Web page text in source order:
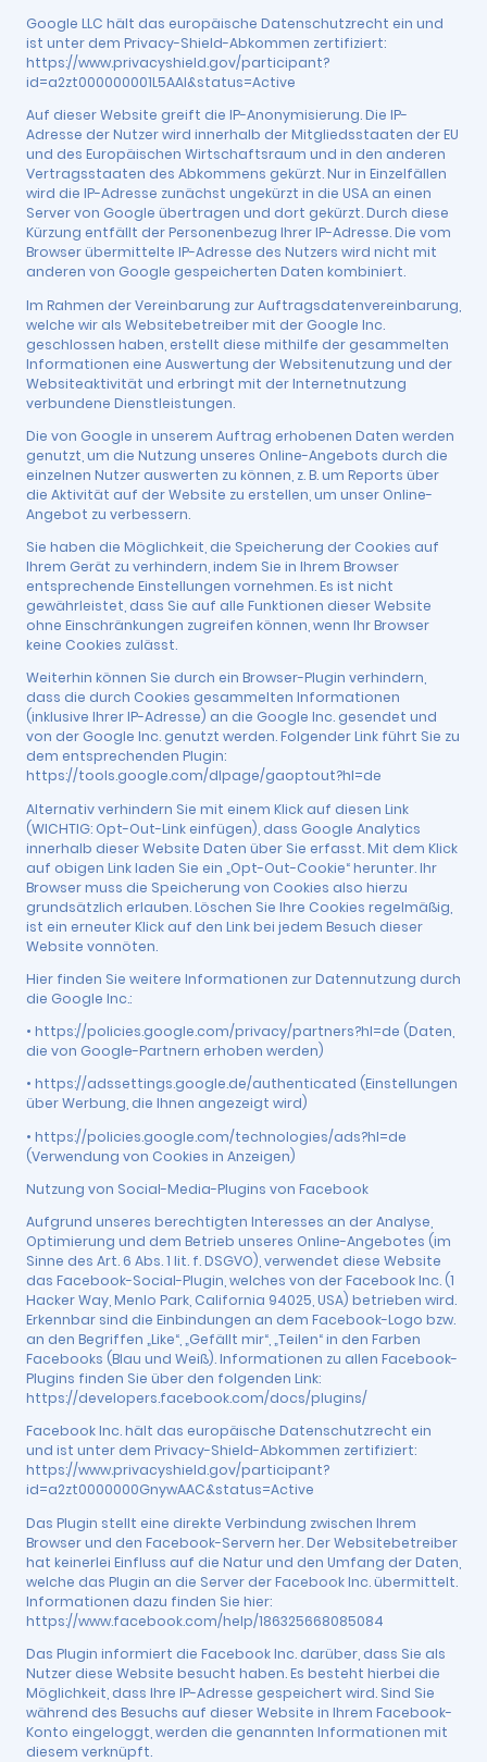
Google LLC hält das europäische Datenschutzrecht ein und
ist unter dem Privacy-Shield-Abkommen zertifiziert:
https://www.privacyshield.gov/participant?
id=a2zt000000001L5AAI&status=Active
Auf dieser Website greift die IP-Anonymisierung. Die IP-
Adresse der Nutzer wird innerhalb der Mitgliedsstaaten der EU
und des Europäischen Wirtschaftsraum und in den anderen
Vertragsstaaten des Abkommens gekürzt. Nur in Einzelfällen
wird die IP-Adresse zunächst ungekürzt in die USA an einen
Server von Google übertragen und dort gekürzt. Durch diese
Kürzung entfällt der Personenbezug Ihrer IP-Adresse. Die vom
Browser übermittelte IP-Adresse des Nutzers wird nicht mit
anderen von Google gespeicherten Daten kombiniert.
Im Rahmen der Vereinbarung zur Auftragsdatenvereinbarung,
welche wir als Websitebetreiber mit der Google Inc.
geschlossen haben, erstellt diese mithilfe der gesammelten
Informationen eine Auswertung der Websitenutzung und der
Websiteaktivität und erbringt mit der Internetnutzung
verbundene Dienstleistungen.
Die von Google in unserem Auftrag erhobenen Daten werden
genutzt, um die Nutzung unseres Online-Angebots durch die
einzelnen Nutzer auswerten zu können, z. B. um Reports über
die Aktivität auf der Website zu erstellen, um unser Online-
Angebot zu verbessern.
Sie haben die Möglichkeit, die Speicherung der Cookies auf
Ihrem Gerät zu verhindern, indem Sie in Ihrem Browser
entsprechende Einstellungen vornehmen. Es ist nicht
gewährleistet, dass Sie auf alle Funktionen dieser Website
ohne Einschränkungen zugreifen können, wenn Ihr Browser
keine Cookies zulässt.
Weiterhin können Sie durch ein Browser-Plugin verhindern,
dass die durch Cookies gesammelten Informationen
(inklusive Ihrer IP-Adresse) an die Google Inc. gesendet und
von der Google Inc. genutzt werden. Folgender Link führt Sie zu
dem entsprechenden Plugin:
https://tools.google.com/dlpage/gaoptout?hl=de
Alternativ verhindern Sie mit einem Klick auf diesen Link
(WICHTIG: Opt-Out-Link einfügen), dass Google Analytics
innerhalb dieser Website Daten über Sie erfasst. Mit dem Klick
auf obigen Link laden Sie ein „Opt-Out-Cookie“ herunter. Ihr
Browser muss die Speicherung von Cookies also hierzu
grundsätzlich erlauben. Löschen Sie Ihre Cookies regelmäßig,
ist ein erneuter Klick auf den Link bei jedem Besuch dieser
Website vonnöten.
Hier finden Sie weitere Informationen zur Datennutzung durch
die Google Inc.:
• https://policies.google.com/privacy/partners?hl=de (Daten,
die von Google-Partnern erhoben werden)
• https://adssettings.google.de/authenticated (Einstellungen
über Werbung, die Ihnen angezeigt wird)
• https://policies.google.com/technologies/ads?hl=de
(Verwendung von Cookies in Anzeigen)
Nutzung von Social-Media-Plugins von Facebook
Aufgrund unseres berechtigten Interesses an der Analyse,
Optimierung und dem Betrieb unseres Online-Angebotes (im
Sinne des Art. 6 Abs. 1 lit. f. DSGVO), verwendet diese Website
das Facebook-Social-Plugin, welches von der Facebook Inc. (1
Hacker Way, Menlo Park, California 94025, USA) betrieben wird.
Erkennbar sind die Einbindungen an dem Facebook-Logo bzw.
an den Begriffen „Like“, „Gefällt mir“, „Teilen“ in den Farben
Facebooks (Blau und Weiß). Informationen zu allen Facebook-
Plugins finden Sie über den folgenden Link:
https://developers.facebook.com/docs/plugins/
Facebook Inc. hält das europäische Datenschutzrecht ein
und ist unter dem Privacy-Shield-Abkommen zertifiziert:
https://www.privacyshield.gov/participant?
id=a2zt0000000GnywAAC&status=Active
Das Plugin stellt eine direkte Verbindung zwischen Ihrem
Browser und den Facebook-Servern her. Der Websitebetreiber
hat keinerlei Einfluss auf die Natur und den Umfang der Daten,
welche das Plugin an die Server der Facebook Inc. übermittelt.
Informationen dazu finden Sie hier:
https://www.facebook.com/help/186325668085084
Das Plugin informiert die Facebook Inc. darüber, dass Sie als
Nutzer diese Website besucht haben. Es besteht hierbei die
Möglichkeit, dass Ihre IP-Adresse gespeichert wird. Sind Sie
während des Besuchs auf dieser Website in Ihrem Facebook-
Konto eingeloggt, werden die genannten Informationen mit
diesem verknüpft.